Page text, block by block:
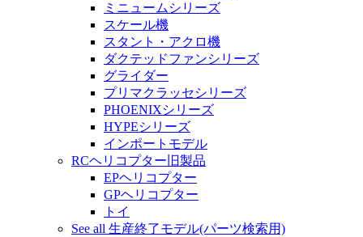
ミニュームシリーズ
スケール機
スタント・アクロ機
ダクテッドファンシリーズ
グライダー
プリマクラッセシリーズ
PHOENIXシリーズ
HYPEシリーズ
インポートモデル
RCヘリコプター旧製品
EPヘリコプター
GPヘリコプター
トイ
See all 生産終了モデル(パーツ検索用)